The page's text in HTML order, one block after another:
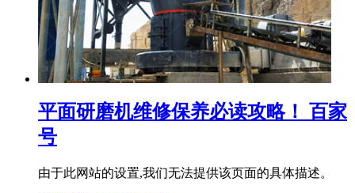
平面研磨机维修保养必读攻略！ 百家
号
由于此网站的设置,我们无法提供该页面的具体描述。